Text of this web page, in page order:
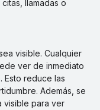
llamadas o
visible. Cualquier
ver de inmediato
Esto reduce las
Además, se
visible para ver